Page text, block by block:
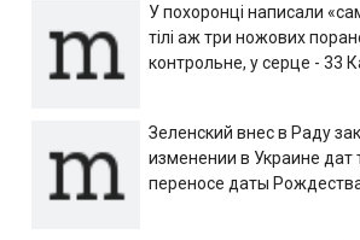
У похоронці написали
тілі аж три ножових
контрольне, у серце - 33
Зеленский внес в Раду
изменении в Украине дат
переносе даты